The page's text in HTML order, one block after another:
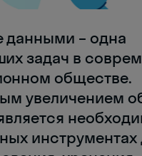
данными – одна
задач в
обществе.
увеличением
инструментах